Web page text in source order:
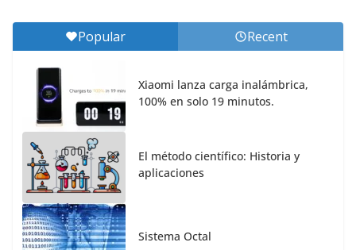
Popular Recent
Xiaomi lanza carga inalámbrica,
100% en solo 19 minutos.
El método científico: Historia y
aplicaciones
Sistema Octal